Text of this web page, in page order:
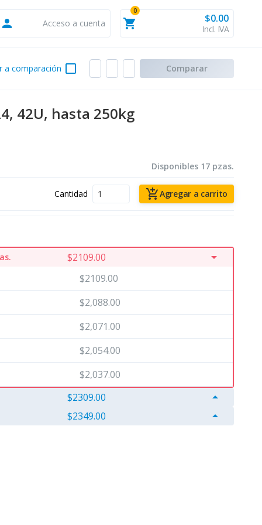
person Acceso a cuenta shopping_cart
0
$0.00
Incl. IVA
check_box_outline_blank
a comparación Comparar
42U, hasta 250kg
Disponibles 17 pzas.
Cantidad add_shopping_cartAgregar a carrito
arrow_drop_down
$2109.00
$2109.00
$2,088.00
$2,071.00
$2,054.00
$2,037.00
arrow_drop_up
$2309.00
arrow_drop_up
$2349.00